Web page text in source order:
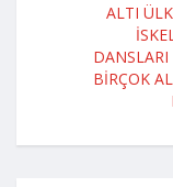
ALTI
DANSLARI
BİRÇOK